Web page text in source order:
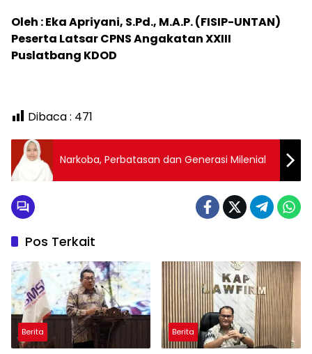
Oleh : Eka Apriyani, S.Pd., M.A.P. (FISIP-UNTAN)
Peserta Latsar CPNS Angakatan XXIII
Puslatbang KDOD
Dibaca : 471
Narkoba, Perbatasan dan Generasi Milenial
Pos Terkait
Berita Berita